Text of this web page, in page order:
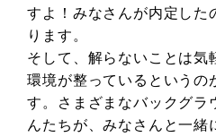
すよ！みなさんが内定した
ります。
そして、解らないことは気
環境が整っているという
す。さまざまなバックグラ
んたちが、みなさんと一緒